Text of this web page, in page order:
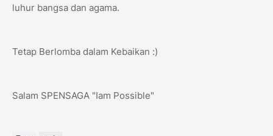
luhur bangsa dan agama.
Tetap Berlomba dalam Kebaikan :)
Salam SPENSAGA "Iam Possible"